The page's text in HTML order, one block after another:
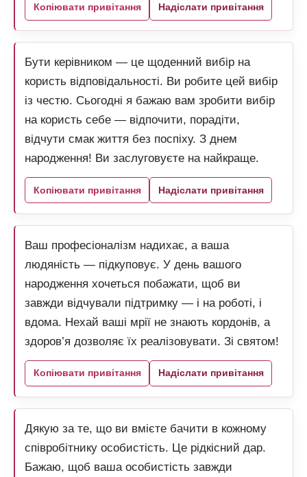
Копіювати привітання Надіслати привітання
Бути керівником — це щоденний вибір на
користь відповідальності. Ви робите цей вибір
із честю. Сьогодні я бажаю вам зробити вибір
на користь себе — відпочити, порадіти,
відчути смак життя без поспіху. З днем
народження! Ви заслуговуєте на найкраще.
Копіювати привітання Надіслати привітання
Ваш професіоналізм надихає, а ваша
людяність — підкуповує. У день вашого
народження хочеться побажати, щоб ви
завжди відчували підтримку — і на роботі, і
вдома. Нехай ваші мрії не знають кордонів, а
здоров’я дозволяє їх реалізовувати. Зі святом!
Копіювати привітання Надіслати привітання
Дякую за те, що ви вмієте бачити в кожному
співробітнику особистість. Це рідкісний дар.
Бажаю, щоб ваша особистість завжди